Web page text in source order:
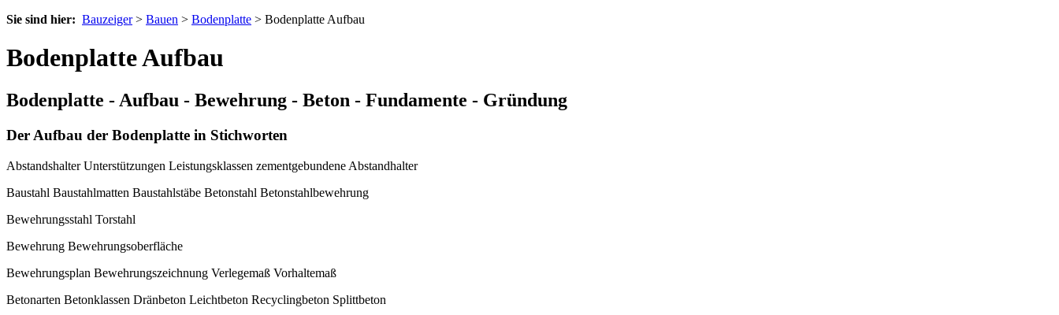
Sie sind hier: Bauzeiger> Bauen > Bodenplatte > Bodenplatte Aufbau
Bodenplatte Aufbau
Bodenplatte - Aufbau - Bewehrung - Beton - Fundamente - Gründung
Der Aufbau der Bodenplatte in Stichworten
Abstandshalter Unterstützungen Leistungsklassen zementgebundene Abstandhalter
Baustahl Baustahlmatten Baustahlstäbe Betonstahl Betonstahlbewehrung
Bewehrungsstahl Torstahl
Bewehrung Bewehrungsoberfläche
Bewehrungsplan Bewehrungszeichnung Verlegemaß Vorhaltemaß
Betonarten Betonklassen Dränbeton Leichtbeton Recyclingbeton Splittbeton